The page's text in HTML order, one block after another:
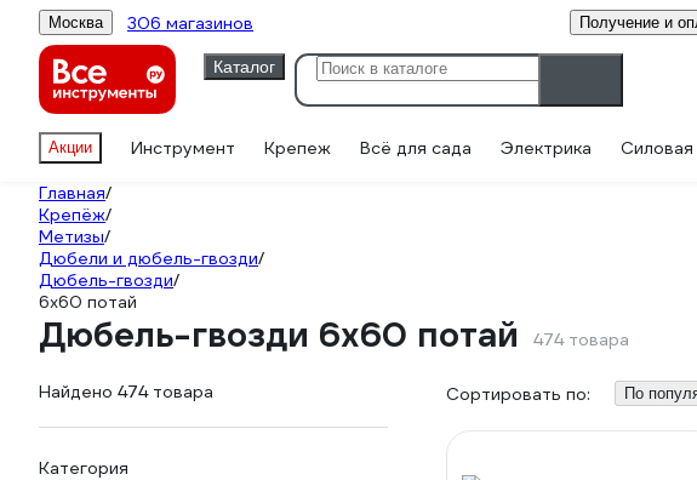
Москва 306 магазинов Получение и
Каталог
Акции Инструмент Крепеж Всё для сада Электрика Силовая
Главная/
Крепёж/
Метизы/
Дюбели и дюбель-гвозди/
Дюбель-гвозди/
6х60 потай
Дюбель-гвозди 6х60 потай 474 товара
Найдено 474 товара
Категория
Сортировать по: По